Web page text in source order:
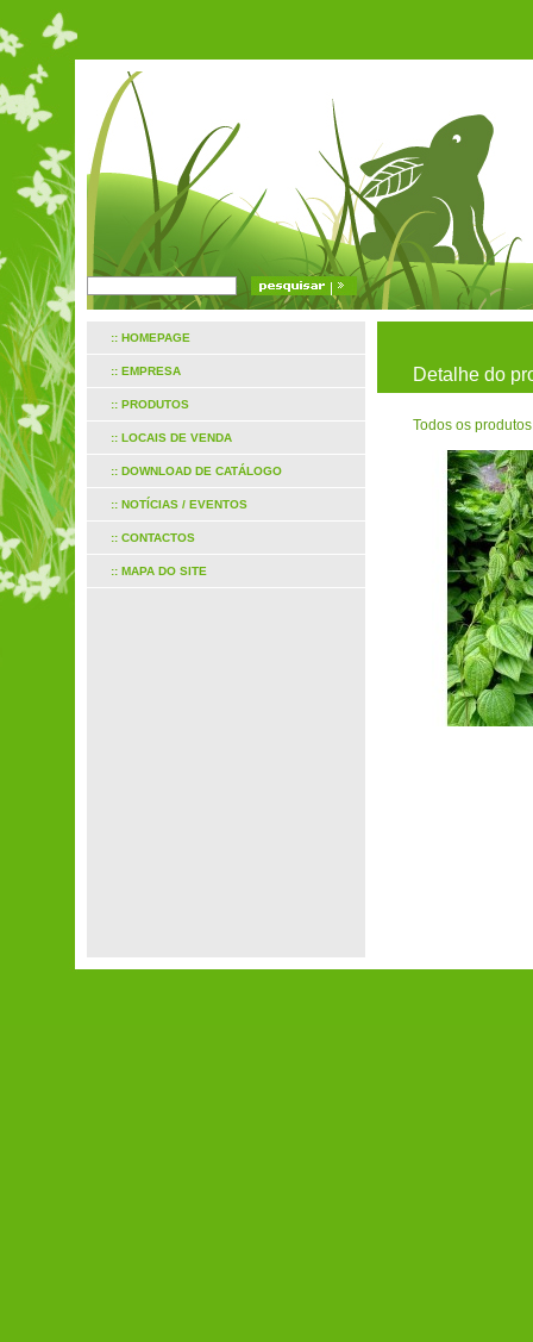
:: HOMEPAGE
:: EMPRESA
:: PRODUTOS
:: LOCAIS DE VENDA
:: DOWNLOAD DE CATÁLOGO
:: NOTÍCIAS / EVENTOS
:: CONTACTOS
:: MAPA DO SITE
Detalhe do
Todos os produtos